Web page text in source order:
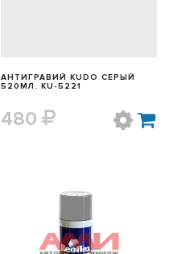
АНТИГРАВИЙ KUDO СЕРЫЙ
520МЛ. KU-5221
480
БЫСТРЫЙ ПРОСМОТР